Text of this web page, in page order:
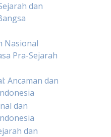
dan
Nasional
Pra-Sejarah
Ancaman dan
dan
dan